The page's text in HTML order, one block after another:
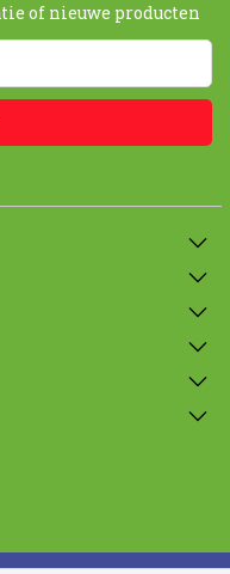
of nieuwe producten